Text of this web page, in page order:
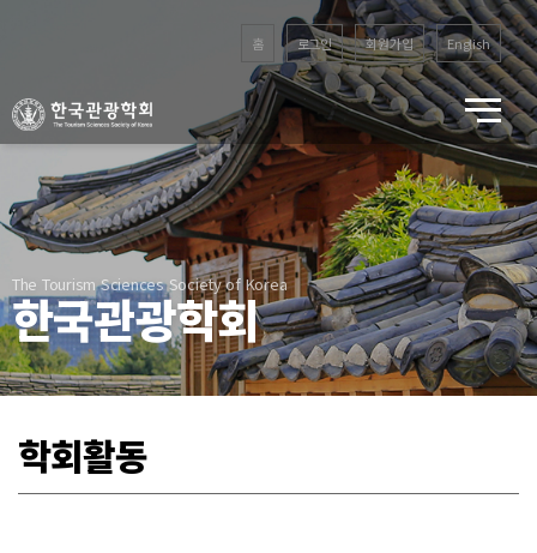
홈 로그인 회원가입 English
The Tourism Sciences Society of Korea
한국관광학회
학회활동